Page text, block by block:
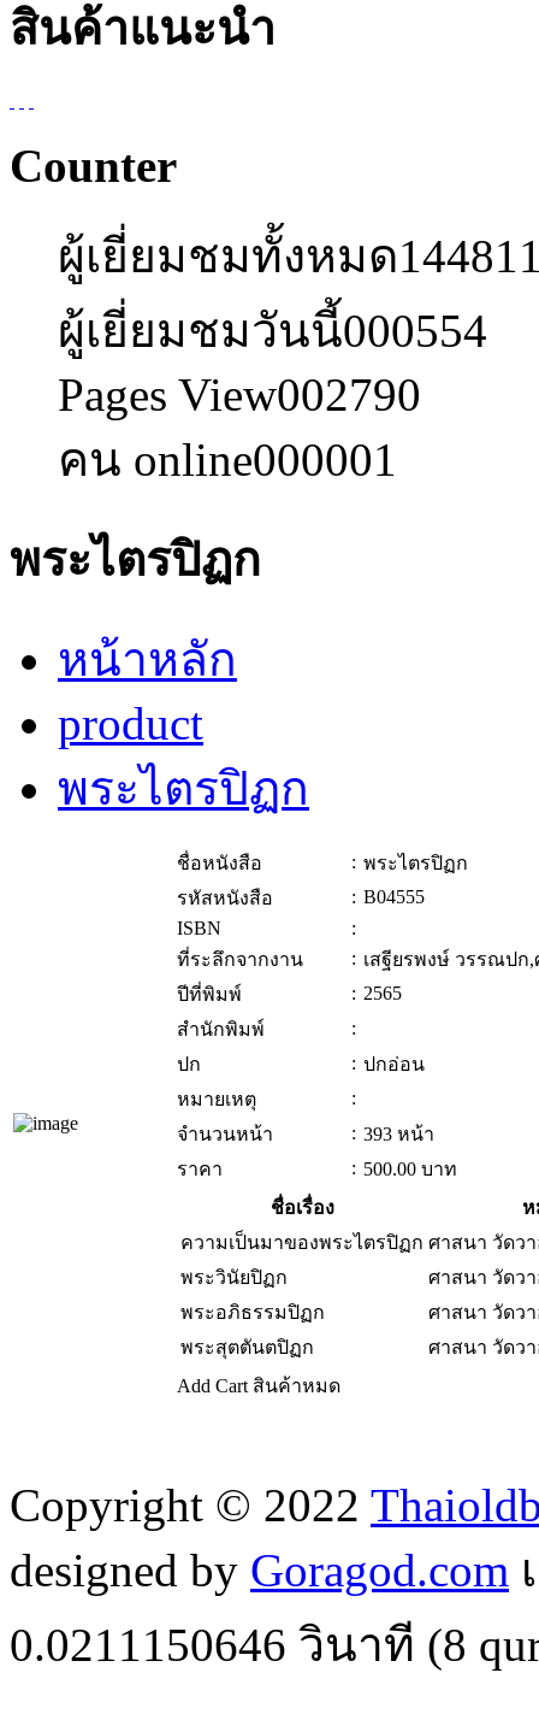
สินค้าแนะนำ
Counter
ผู้เยี่ยมชมทั้งหมด
ผู้เยี่ยมชมวันนี้000554
Pages View002790
คน online000001
พระไตรปิฏก
หน้าหลัก
product
พระไตรปิฏก
ชื่อหนังสือ : พระไตรปิฏก
รหัสหนังสือ
: B04555
ISBN
:
ที่ระลึกจากงาน
: เสฐียรพงษ์ วรรณปก
ปีที่พิมพ์
: 2565
สำนักพิมพ์
:
ปก
: ปกอ่อน
หมายเหตุ
:
จำนวนหน้า
: 393 หน้า
ราคา
: 500.00 บาท
ชื่อเรื่อง
ห
ความเป็นมาของพระไตรปิฏก ศาสนา วัดว
พระวินัยปิฏก
ศาสนา วัดว
พระอภิธรรมปิฏก
ศาสนา วัดว
พระสุตตันตปิฏก
ศาสนา วัดว
Add Cart สินค้าหมด
Copyright © 2022
designed by Goragod.com
0.0211150646 วินาที (8